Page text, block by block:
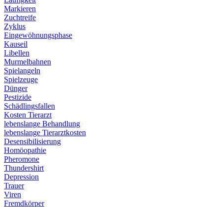
Markieren
Zuchtreife
Zyklus
Eingewöhnungsphase
Kauseil
Libellen
Murmelbahnen
Spielangeln
Spielzeuge
Dünger
Pestizide
Schädlingsfallen
Kosten Tierarzt
lebenslange Behandlung
lebenslange Tierarztkosten
Desensibilisierung
Homöopathie
Pheromone
Thundershirt
Depression
Trauer
Viren
Fremdkörper